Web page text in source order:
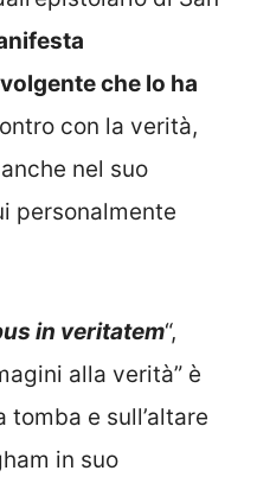
che lo ha
con la verità,
nel suo
personalmente
in veritatem“,
alla verità” è
tomba e sull’altare
in suo